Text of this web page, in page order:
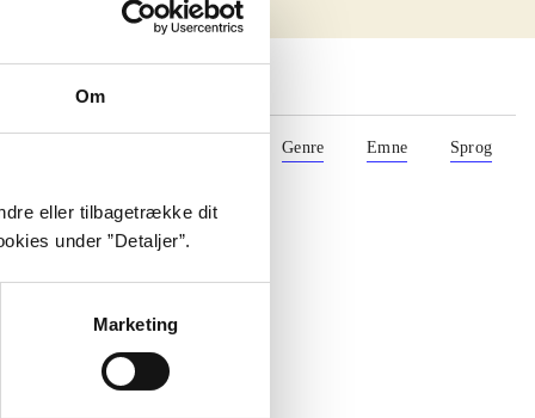
Om
eller tilbagetrække dit
under ”Detaljer”.
Marketing
Genre Emne Sprog